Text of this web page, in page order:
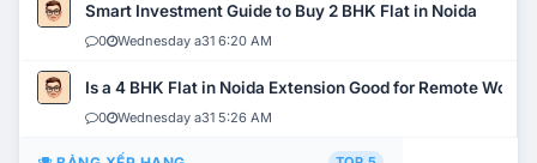
Smart Investment Guide to Buy 2 BHK Flat in Noida
0 Wednesday a31 6:20 AM
Is a 4 BHK Flat in Noida Extension Good for Remote Work?
0 Wednesday a31 5:26 AM